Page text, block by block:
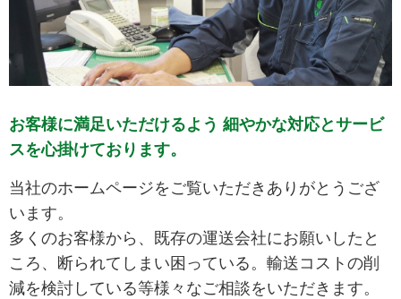
お客様に満足いただけるよう 細やかな対応とサービ
スを心掛けております。​
当社のホームページをご覧いただきありがとうござ
います。​
多くのお客様から、既存の運送会社にお願いしたと
ころ、断られてしまい困っている。輸送コストの削
減を検討している等様々なご相談をいただきます。​​